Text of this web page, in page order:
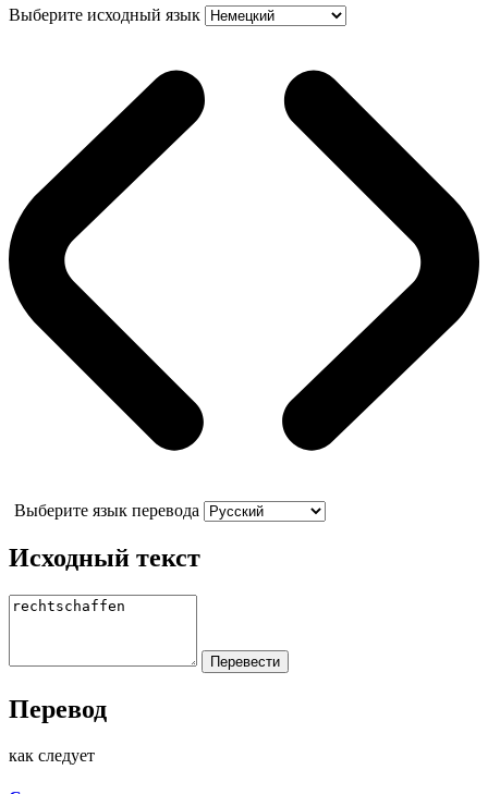
Выберите исходный язык
Выберите язык перевода
Исходный текст
Перевод
как следует